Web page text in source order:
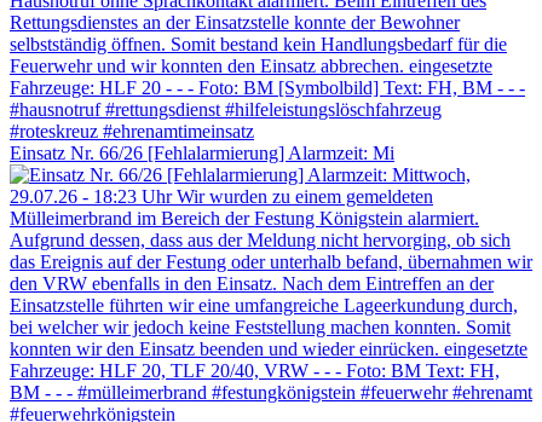
Einsatz Nr. 66/26 [Fehlalarmierung] Alarmzeit: Mi